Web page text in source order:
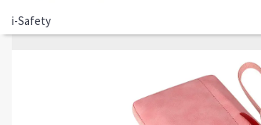
i-Safety